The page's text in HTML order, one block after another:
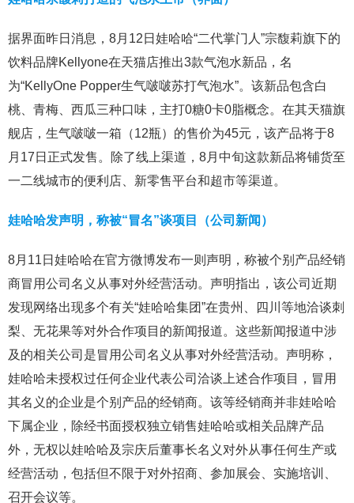
据界面昨日消息，8月12日娃哈哈“二代掌门人”宗馥莉旗下的
饮料品牌Kellyone在天猫店推出3款气泡水新品，名
为“KellyOne Popper生气啵啵苏打气泡水”。该新品包含白
桃、青梅、西瓜三种口味，主打0糖0卡0脂概念。在其天猫旗
舰店，生气啵啵一箱（12瓶）的售价为45元，该产品将于8
月17日正式发售。除了线上渠道，8月中旬这款新品将铺货至
一二线城市的便利店、新零售平台和超市等渠道。
娃哈哈发声明，称被“冒名”谈项目（公司新闻）
8月11日娃哈哈在官方微博发布一则声明，称被个别产品经销
商冒用公司名义从事对外经营活动。声明指出，该公司近期
发现网络出现多个有关“娃哈哈集团”在贵州、四川等地洽谈刺
梨、无花果等对外合作项目的新闻报道。这些新闻报道中涉
及的相关公司是冒用公司名义从事对外经营活动。声明称，
娃哈哈未授权过任何企业代表公司洽谈上述合作项目，冒用
其名义的企业是个别产品的经销商。该等经销商并非娃哈哈
下属企业，除经书面授权独立销售娃哈哈或相关品牌产品
外，无权以娃哈哈及宗庆后董事长名义对外从事任何生产或
经营活动，包括但不限于对外招商、参加展会、实施培训、
召开会议等。